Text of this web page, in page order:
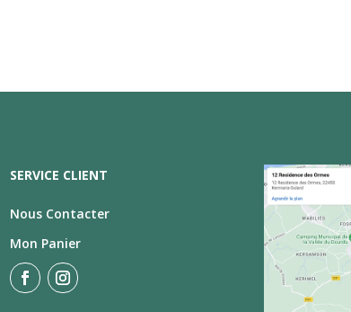
SERVICE CLIENT
Nous Contacter
Mon Panier